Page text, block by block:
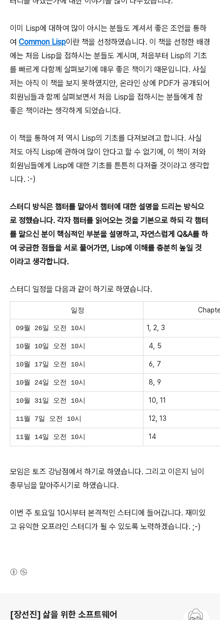
이미 Lisp에 대하여 많이 아시는 분들도 계셔서 좋은 조언을 통하
여 Common Lisp이란 책을 선정하였습니다. 이 책을 선정한 배경
에는 처음 Lisp을 접하시는 분들도 계시며, 처음부터 Lisp의 기초
를 빠르게 다함께 살펴보기에 매우 좋은 책이기 때문입니다. 사실
저는 아직 이 책을 보지 못하였지만, 온라인 상에 PDF가 공개되어
회원님들과 함께 살펴보면서 처음 Lisp을 접하시는 분들에게 참
좋은 책이라는 생각하게 되었습니다.
이 책을 통하여 저 역시 Lisp의 기초를 다져보려고 합니다. 사실
저도 아직 Lisp에 관하여 많이 안다고 할 수 없기에, 이 책이 저와
회원님들에게 Lisp에 대한 기초를 튼튼히 다져줄 것이라고 생각합
니다. :-)
스터디 방식은 챕터를 맡아서 챕터에 대한 설명을 드리는 방식으
로 정했습니다. 각자 챕터를 읽어오는 것을 기본으로 하되 각 챕터
를 맡으신 분이 핵심적인 부분을 설명하고, 자연스럽게 Q&A를 하
여 궁금한 점들을 서로 풀어가면, Lisp에 이해를 충분히 높일 것
이라고 생각합니다.
스터디 일정을 다음과 같이 하기로 하였습니다.
일정
09월 26일 오전 10시 1, 2, 3
10월 10일 오전 10시 4, 5
10월 17일 오전 10시 6, 7
10월 24일 오전 10시 8, 9
10월 31일 오전 10시 10, 11
11월 7일 오전 10시 12, 13
11월 14일 오전 10시 14
모임은 토즈 강남점에서 하기로 하였습니다. 그리고 이은지 님이
총무님을 맡아주시기로 하였습니다.
이번 주 토요일 10시부터 본격적인 스터디에 들어갑니다. 재미있
고 유익한 오프라인 스터디가 될 수 있도록 노력하겠습니다. ;-)
[장선진] 삶을 위한 소프트웨어